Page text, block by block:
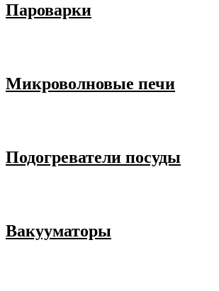
Пароварки
Микроволновые печи
Подогреватели посуды
Вакууматоры